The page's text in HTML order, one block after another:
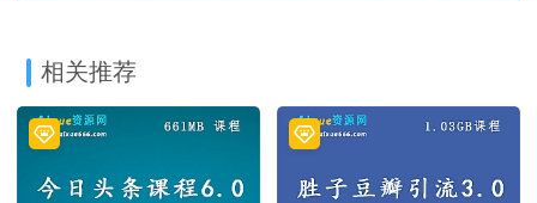
相关推荐